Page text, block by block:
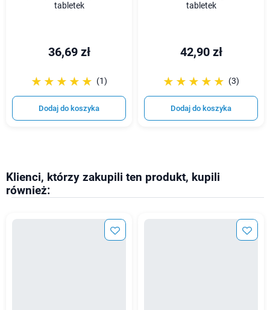
tabletek
36,69 zł
☆☆☆☆☆
★★★★★ (1)
Dodaj do koszyka
tabletek
42,90 zł
☆☆☆☆☆
★★★★★ (3)
Dodaj do koszyka
Klienci, którzy zakupili ten produkt, kupili
również: